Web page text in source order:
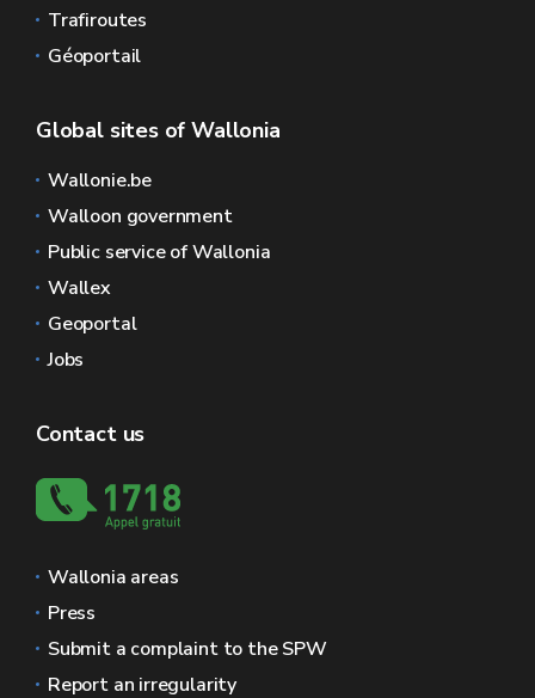
Trafiroutes
Géoportail
Global sites of Wallonia
Wallonie.be
Walloon government
Public service of Wallonia
Wallex
Geoportal
Jobs
Contact us
Wallonia areas
Press
Submit a complaint to the SPW
Report an irregularity